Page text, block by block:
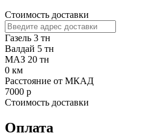
Стоимость доставки
Газель 3 тн
Валдай 5 тн
МАЗ 20 тн
0 км
Расстояние от МКАД
7000 р
Стоимость доставки
Оплата